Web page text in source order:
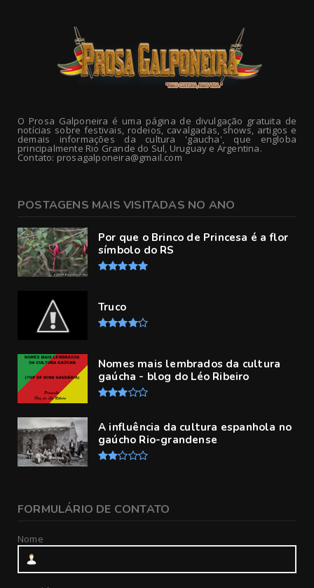
O Prosa Galponeira é uma página de divulgação gratuita de
notícias sobre festivais, rodeios, cavalgadas, shows, artigos e
demais informações da cultura 'gaucha', que engloba
principalmente Rio Grande do Sul, Uruguay e Argentina.
Contato: prosagalponeira@gmail.com
POSTAGENS MAIS VISITADAS NO ANO
Por que o Brinco de Princesa é a flor
símbolo do RS
Truco
Nomes mais lembrados da cultura
gaúcha - blog do Léo Ribeiro
A influência da cultura espanhola no
gaúcho Rio-grandense
FORMULÁRIO DE CONTATO
Nome